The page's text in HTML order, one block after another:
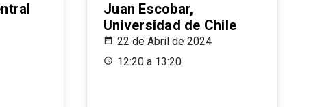
Juan Escobar,
Universidad de Chile
22 de Abril de 2024
12:20 a 13:20